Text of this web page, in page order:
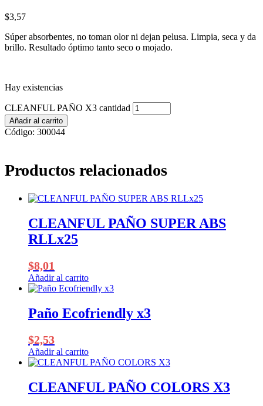
$3,57
Súper absorbentes, no toman olor ni dejan pelusa. Limpia, seca y da
brillo. Resultado óptimo tanto seco o mojado.
Hay existencias
CLEANFUL PAÑO X3 cantidad
Añadir al carrito
Código: 300044
Productos relacionados
CLEANFUL PAÑO SUPER ABS
RLLx25
$8,01
Añadir al carrito
Paño Ecofriendly x3
$2,53
Añadir al carrito
CLEANFUL PAÑO COLORS X3